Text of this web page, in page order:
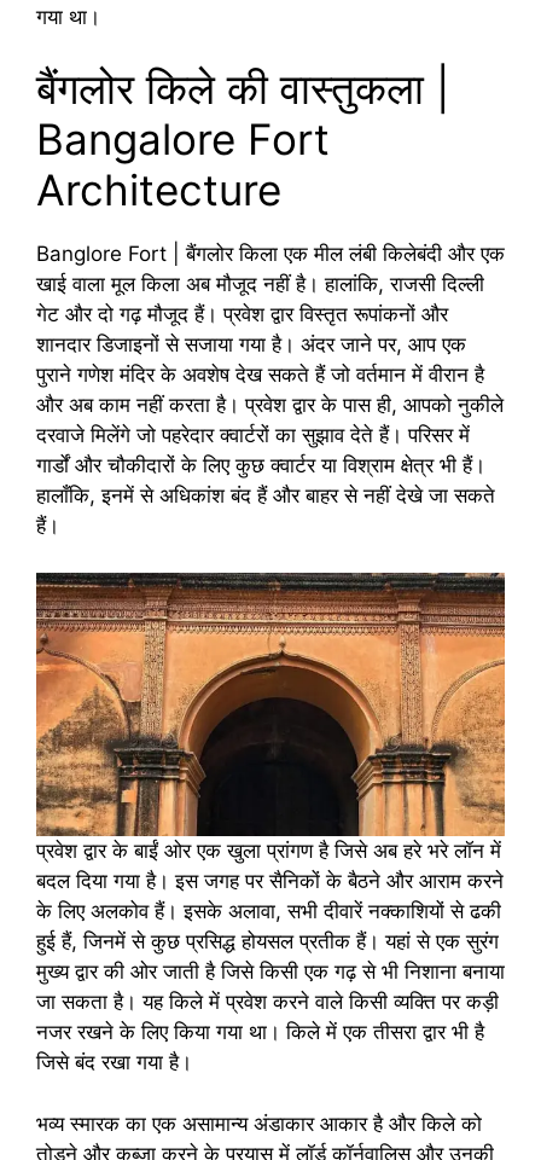
गया था।
बैंगलोर किले की वास्तुकला |
Bangalore Fort
Architecture
Banglore Fort | बैंगलोर किला एक मील लंबी किलेबंदी और एक
खाई वाला मूल किला अब मौजूद नहीं है। हालांकि, राजसी दिल्ली
गेट और दो गढ़ मौजूद हैं। प्रवेश द्वार विस्तृत रूपांकनों और
शानदार डिजाइनों से सजाया गया है। अंदर जाने पर, आप एक
पुराने गणेश मंदिर के अवशेष देख सकते हैं जो वर्तमान में वीरान है
और अब काम नहीं करता है। प्रवेश द्वार के पास ही, आपको नुकीले
दरवाजे मिलेंगे जो पहरेदार क्वार्टरों का सुझाव देते हैं। परिसर में
गार्डों और चौकीदारों के लिए कुछ क्वार्टर या विश्राम क्षेत्र भी हैं।
हालाँकि, इनमें से अधिकांश बंद हैं और बाहर से नहीं देखे जा सकते
हैं।
प्रवेश द्वार के बाईं ओर एक खुला प्रांगण है जिसे अब हरे भरे लॉन में
बदल दिया गया है। इस जगह पर सैनिकों के बैठने और आराम करने
के लिए अलकोव हैं। इसके अलावा, सभी दीवारें नक्काशियों से ढकी
हुई हैं, जिनमें से कुछ प्रसिद्ध होयसल प्रतीक हैं। यहां से एक सुरंग
मुख्य द्वार की ओर जाती है जिसे किसी एक गढ़ से भी निशाना बनाया
जा सकता है। यह किले में प्रवेश करने वाले किसी व्यक्ति पर कड़ी
नजर रखने के लिए किया गया था। किले में एक तीसरा द्वार भी है
जिसे बंद रखा गया है।
भव्य स्मारक का एक असामान्य अंडाकार आकार है और किले को
तोड़ने और कब्जा करने के प्रयास में लॉर्ड कॉर्नवालिस और उनकी